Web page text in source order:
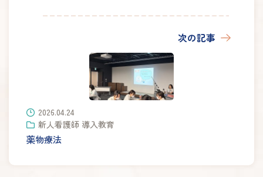
次の記事
2026.04.24
新人看護師 導入教育
薬物療法